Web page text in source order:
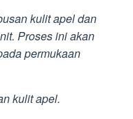
kulit apel dan
Proses ini akan
permukaan
kulit apel.